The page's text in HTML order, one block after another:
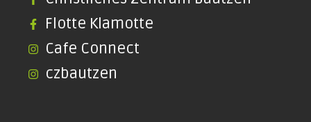
Flotte Klamotte
Cafe Connect
czbautzen